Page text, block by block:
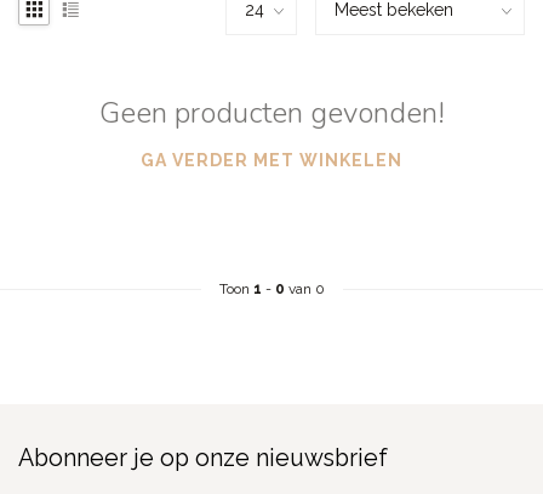
Geen producten gevonden!
GA VERDER MET WINKELEN
Toon 1 - 0 van 0
Abonneer je op onze nieuwsbrief